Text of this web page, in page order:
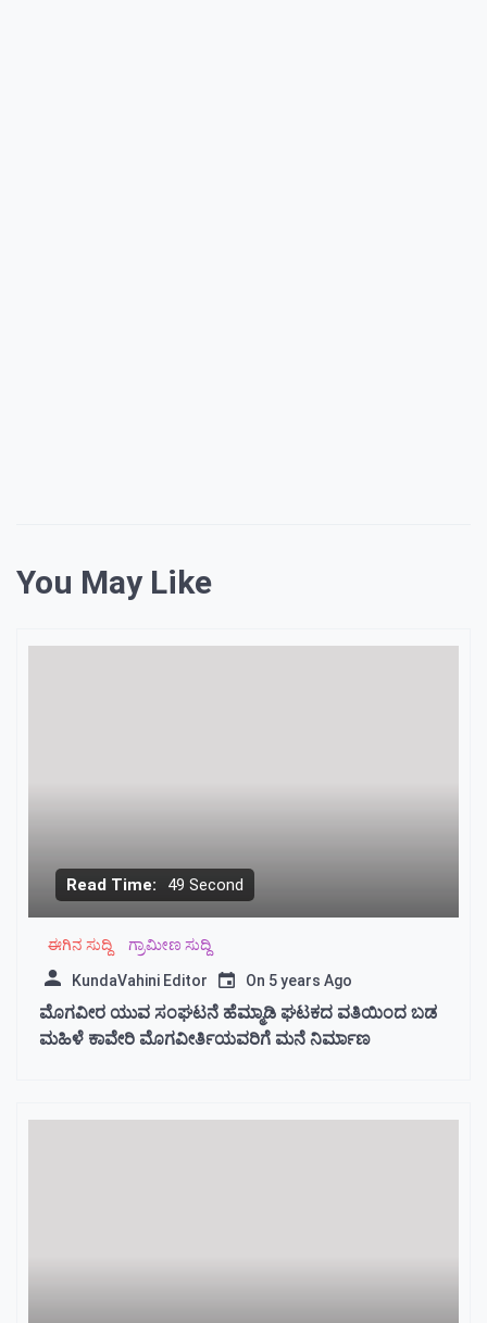
You May Like
Read Time: 49 Second
ಈಗಿನ ಸುದ್ದಿ ಗ್ರಾಮೀಣ ಸುದ್ದಿ
KundaVahini Editor On 5 years Ago
ಮೊಗವೀರ ಯುವ ಸಂಘಟನೆ ಹೆಮ್ಮಾಡಿ ಘಟಕದ ವತಿಯಿಂದ ಬಡ
ಮಹಿಳೆ ಕಾವೇರಿ ಮೊಗವೀರ್ತಿಯವರಿಗೆ ಮನೆ ನಿರ್ಮಾಣ